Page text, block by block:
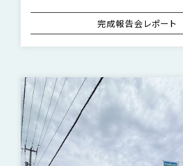
完成報告会レポート